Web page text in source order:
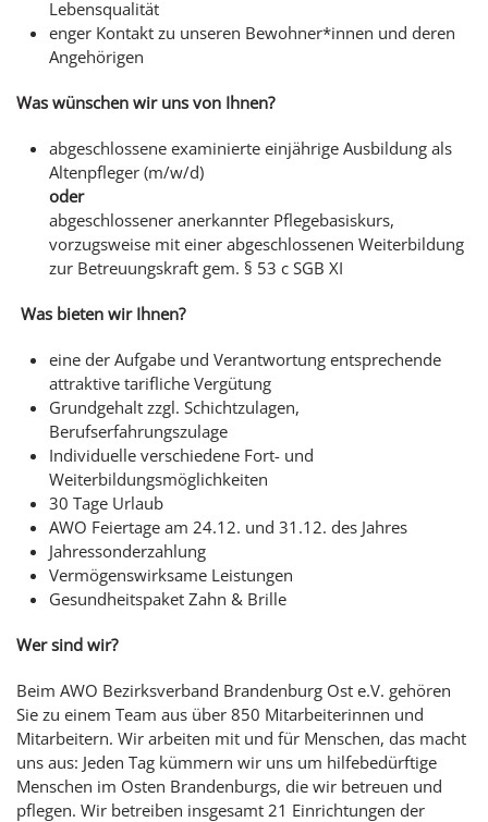
Lebensqualität
enger Kontakt zu unseren Bewohner*innen und deren
Angehörigen
Was wünschen wir uns von Ihnen?
abgeschlossene examinierte einjährige Ausbildung als
Altenpfleger (m/w/d)
oder
abgeschlossener anerkannter Pflegebasiskurs,
vorzugsweise mit einer abgeschlossenen Weiterbildung
zur Betreuungskraft gem. § 53 c SGB XI
Was bieten wir Ihnen?
eine der Aufgabe und Verantwortung entsprechende
attraktive tarifliche Vergütung
Grundgehalt zzgl. Schichtzulagen,
Berufserfahrungszulage
Individuelle verschiedene Fort- und
Weiterbildungsmöglichkeiten
30 Tage Urlaub
AWO Feiertage am 24.12. und 31.12. des Jahres
Jahressonderzahlung
Vermögenswirksame Leistungen
Gesundheitspaket Zahn & Brille
Wer sind wir?
Beim AWO Bezirksverband Brandenburg Ost e.V. gehören
Sie zu einem Team aus über 850 Mitarbeiterinnen und
Mitarbeitern. Wir arbeiten mit und für Menschen, das macht
uns aus: Jeden Tag kümmern wir uns um hilfebedürftige
Menschen im Osten Brandenburgs, die wir betreuen und
pflegen. Wir betreiben insgesamt 21 Einrichtungen der